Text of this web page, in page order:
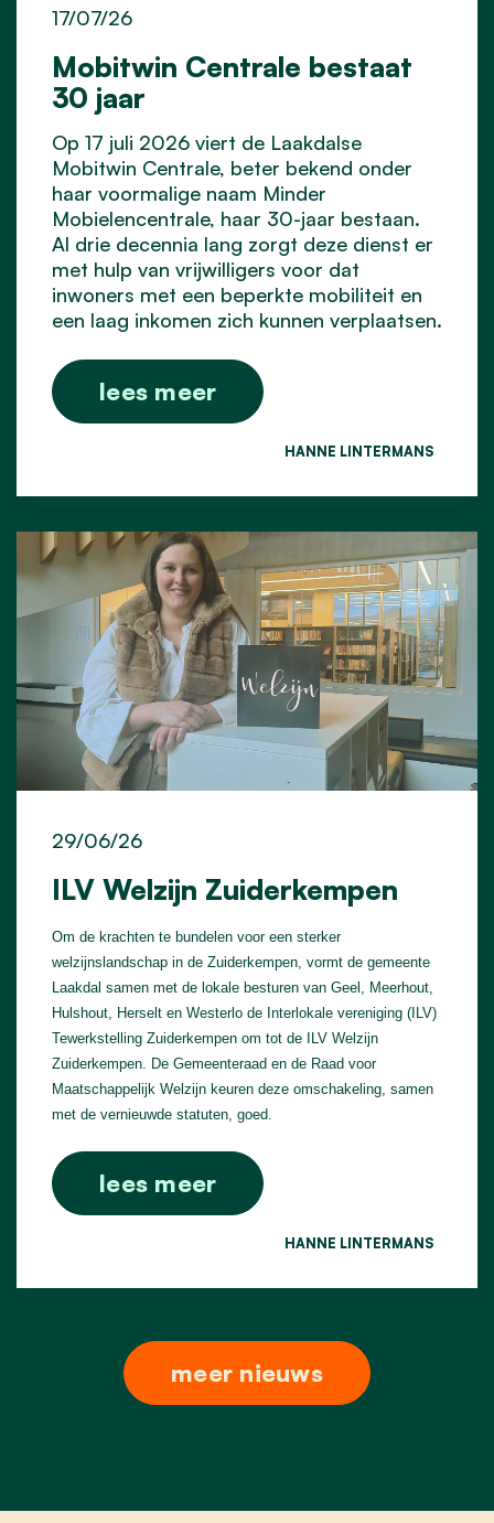
Mobitwin Centrale bestaat
30 jaar
17/07/26
Op 17 juli 2026 viert de Laakdalse
Mobitwin Centrale, beter bekend onder
haar voormalige naam Minder
Mobielencentrale, haar 30-jaar bestaan.
Al drie decennia lang zorgt deze dienst er
met hulp van vrijwilligers voor dat
inwoners met een beperkte mobiliteit en
een laag inkomen zich kunnen verplaatsen.
lees meer
HANNE LINTERMANS
ILV Welzijn Zuiderkempen
29/06/26
Om de krachten te bundelen voor een sterker
welzijnslandschap in de Zuiderkempen, vormt de gemeente
Laakdal samen met de lokale besturen van Geel, Meerhout,
Hulshout, Herselt en Westerlo de Interlokale vereniging (ILV)
Tewerkstelling Zuiderkempen om tot de ILV Welzijn
Zuiderkempen. De Gemeenteraad en de Raad voor
Maatschappelijk Welzijn keuren deze omschakeling, samen
met de vernieuwde statuten, goed.
lees meer
HANNE LINTERMANS
meer nieuws